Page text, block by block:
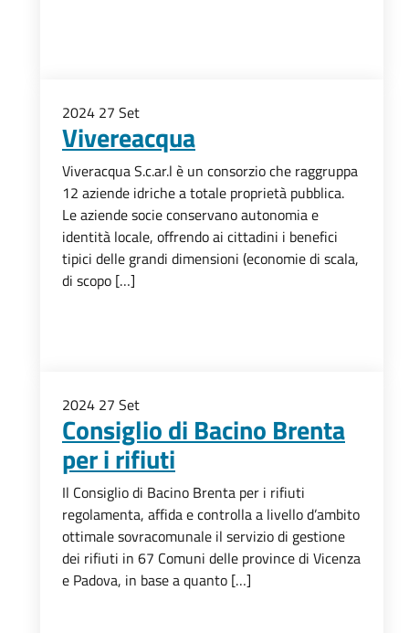
2024 27 Set
Vivereacqua
Viveracqua S.c.ar.l è un consorzio che raggruppa
12 aziende idriche a totale proprietà pubblica.
Le aziende socie conservano autonomia e
identità locale, offrendo ai cittadini i benefici
tipici delle grandi dimensioni (economie di scala,
di scopo […]
2024 27 Set
Consiglio di Bacino Brenta
per i rifiuti
Il Consiglio di Bacino Brenta per i rifiuti
regolamenta, affida e controlla a livello d’ambito
ottimale sovracomunale il servizio di gestione
dei rifiuti in 67 Comuni delle province di Vicenza
e Padova, in base a quanto […]